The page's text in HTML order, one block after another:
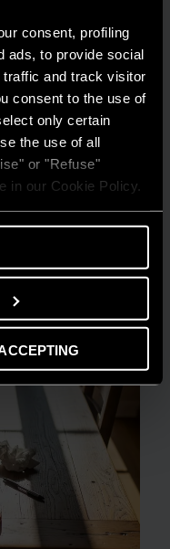
consent, profiling
ads, to provide social
traffic and track visitor
consent to the use of
only certain
the use of all
or "Refuse"
in our Cookie Policy.
la tua